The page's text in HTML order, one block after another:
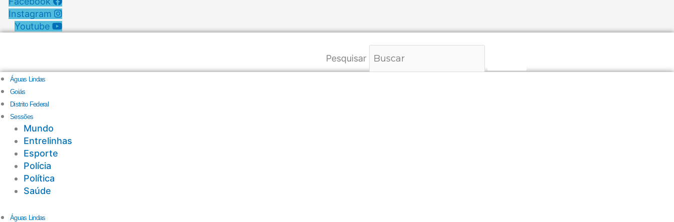
Instagram
Youtube
Pesquisar
Águas Lindas
Goiás
Distrito Federal
Sessões
Mundo
Entrelinhas
Esporte
Polícia
Política
Saúde
Águas Lindas